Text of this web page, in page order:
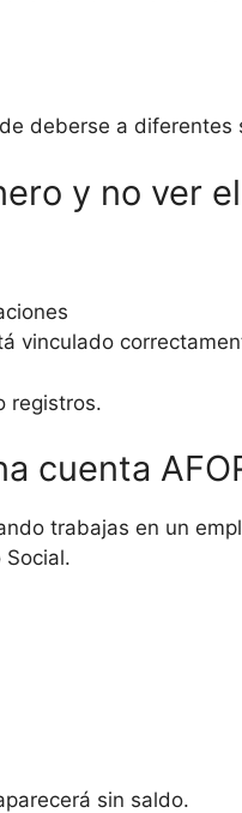
deberse a diferentes
y no ver
vinculado
registros.
cuenta
trabajas en un
sin saldo.